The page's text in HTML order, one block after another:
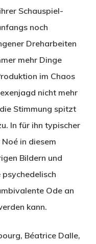
Schauspiel-
noch
Dreharbeiten
mehr Dinge
im Chaos
nicht mehr
Stimmung spitzt
In für ihn typischer
in diesem
Bildern und
Ode an
kann.
Béatrice Dalle,